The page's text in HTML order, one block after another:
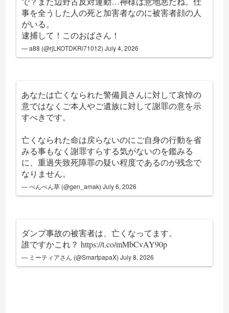
事を全うした人の死と加害者なのに被害者顔の人
がいる。
逮捕して！このおばさん！
— a88 (@rjLKOTDKRi71012)July 4, 2026
あなたは亡くなられた警備員さんに対して哀悼の
意ではなくご本人やご遺族に対して謝罪の意を示
すべきです。
亡くなられた命は戻らないのにご自身の行動を省
みる事もなく謝罪すらする気がないのを鑑みる
に、重過失致死障罪の疑い程度であるのが残念で
なりません。
— ぺんぺん草 (@gen_amak)July 6, 2026
ダンプ事故の被害者は、亡くなってます。
誰ですかこれ？https://t.co/mMbCvAY90p
— ミーティアさん (@SmartpapaX)July 8, 2026